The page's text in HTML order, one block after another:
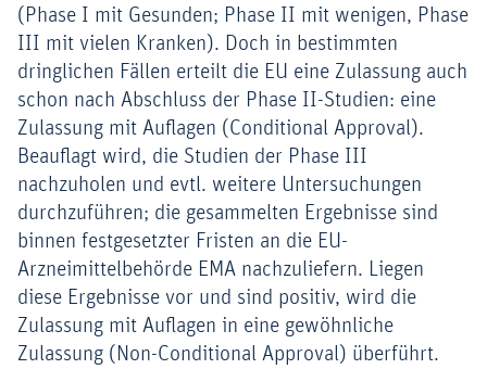
(Phase I mit Gesunden; Phase II mit wenigen, Phase
III mit vielen Kranken). Doch in bestimmten
dringlichen Fällen erteilt die EU eine Zulassung auch
schon nach Abschluss der Phase II-Studien: eine
Zulassung mit Auflagen (Conditional Approval).
Beauflagt wird, die Studien der Phase III
nachzuholen und evtl. weitere Untersuchungen
durchzuführen; die gesammelten Ergebnisse sind
binnen festgesetzter Fristen an die EU-
Arzneimittelbehörde EMA nachzuliefern. Liegen
diese Ergebnisse vor und sind positiv, wird die
Zulassung mit Auflagen in eine gewöhnliche
Zulassung (Non-Conditional Approval) überführt.